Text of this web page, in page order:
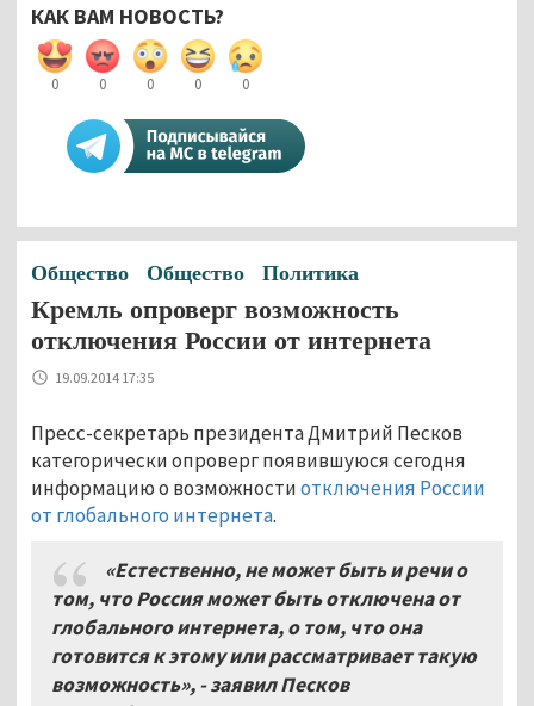
КАК ВАМ НОВОСТЬ?
0 0 0 0 0
Общество Общество Политика
Кремль опроверг возможность
отключения России от интернета
19.09.2014 17:35
Пресс-секретарь президента Дмитрий Песков
категорически опроверг появившуюся сегодня
информацию о возможностиотключения России
от глобального интернета.
«Естественно, не может быть и речи о
том, что Россия может быть отключена от
глобального интернета, о том, что она
готовится к этому или рассматривает такую
возможность», - заявил Песков